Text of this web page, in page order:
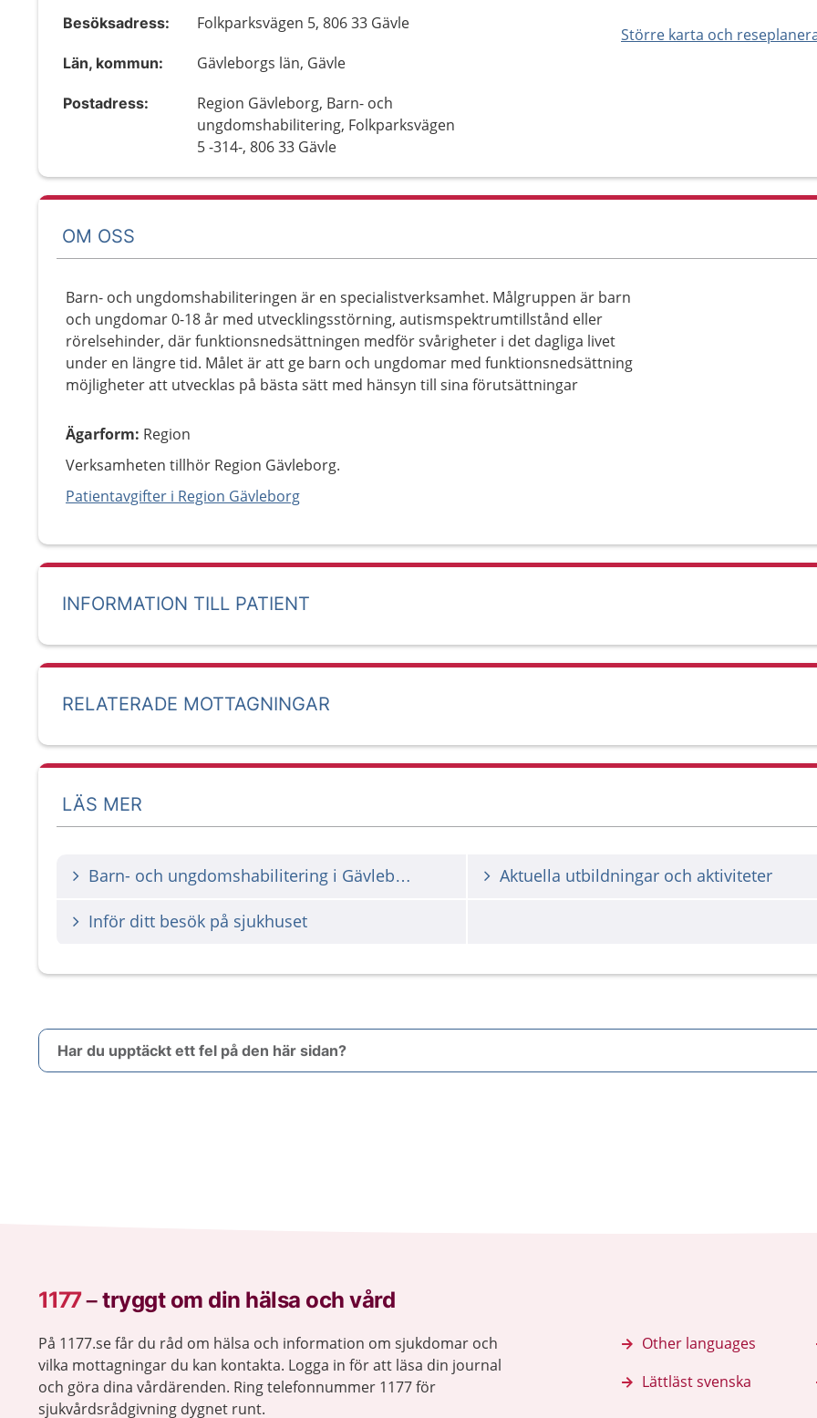
Större karta och
Besöksadress: Folkparksvägen 5, 806 33 Gävle
Län, kommun: Gävleborgs län, Gävle
Postadress:
Region Gävleborg, Barn- och
ungdomshabilitering, Folkparksvägen
5 -314-, 806 33 Gävle
OM OSS
Barn- och ungdomshabiliteringen är en specialistverksamhet. Målgruppen är barn
och ungdomar 0-18 år med utvecklingsstörning, autismspektrumtillstånd eller
rörelsehinder, där funktionsnedsättningen medför svårigheter i det dagliga livet
under en längre tid. Målet är att ge barn och ungdomar med funktionsnedsättning
möjligheter att utvecklas på bästa sätt med hänsyn till sina förutsättningar
Ägarform: Region
Verksamheten tillhör Region Gävleborg.
Patientavgifter i Region Gävleborg
INFORMATION TILL PATIENT
RELATERADE MOTTAGNINGAR
LÄS MER
Barn- och ungdomshabilitering i Gävleborg Aktuella utbildningar och aktiviteter
Inför ditt besök på sjukhuset
Har du upptäckt ett fel på den här sidan?
1177–tryggt om din hälsa och vård
På 1177.se får du råd om hälsa och information om sjukdomar och
vilka mottagningar du kan kontakta. Logga in för att läsa din journal
och göra dina vårdärenden. Ring telefonnummer 1177 för
sjukvårdsrådgivning dygnet runt.
Other languages
Lättläst svenska